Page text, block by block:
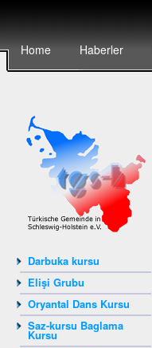
Home Haberler
Darbuka kursu
Elişi Grubu
Oryantal Dans Kursu
Saz-kursu Baglama
Kursu